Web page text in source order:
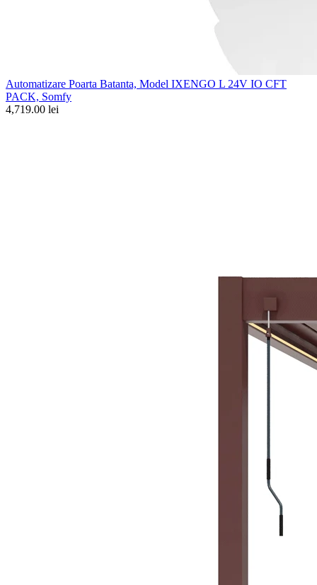
Automatizare Poarta Batanta, Model IXENGO L 24V IO CFT
PACK, Somfy
4,719.00 lei